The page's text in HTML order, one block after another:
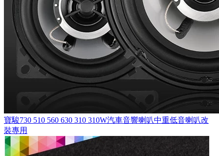
寶駿730 510 560 630 310 310W汽車音響喇叭中重低音喇叭改
裝專用